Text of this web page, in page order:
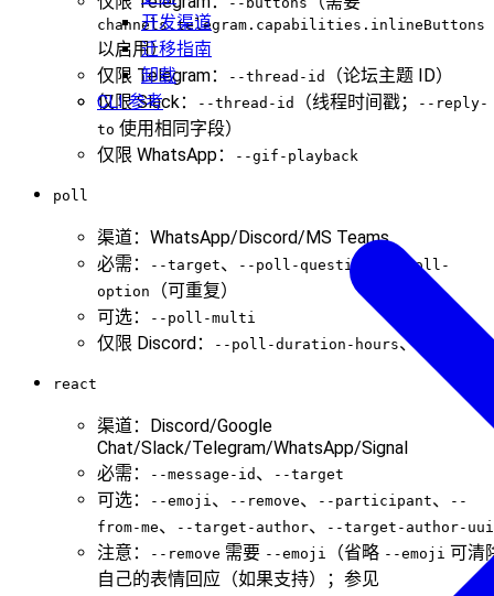
开发渠道
迁移指南
卸载
CLI 参考
channels.telegram.capabilities.inlineButtons
以启用）
仅限 Telegram：
--thread-id
（论坛主题 ID）
仅限 Slack：
--thread-id （线程时间戳；
--reply-
to 使用相同字段）
仅限 WhatsApp：
--gif-playback
poll
渠道：WhatsApp/Discord/MS Teams
必需：
--target、 --poll-question
--poll-
option
（可重复）
可选：
--poll-multi
仅限 Discord： --poll-duration-hours、 --
react
渠道：Discord/Google
Chat/Slack/Telegram/WhatsApp/Signal
必需：
--message-id 、 --target
可选： --emoji、 --remove、 --participant、
--
from-me、 --target-author、 --target-author-
注意： --remove 需要 --emoji （省略 --emoji 可清
自己的表情回应（如果支持）；参见